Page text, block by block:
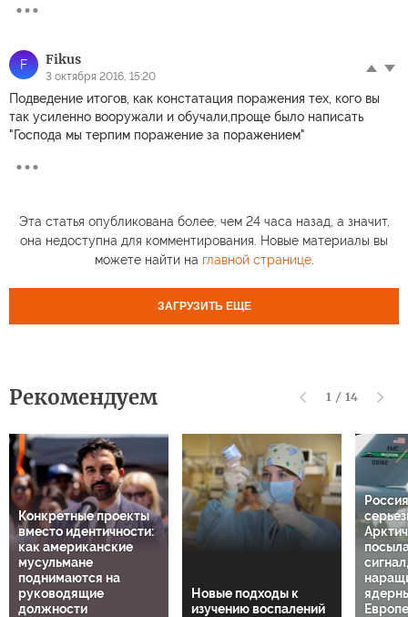
F Fikus
3 октября 2016, 15:20
Подведение итогов, как констатация поражения тех, кого вы
так усиленно вооружали и обучали,проще было написать
"Господа мы терпим поражение за поражением"
Эта статья опубликована более, чем 24 часа назад, а значит,
она недоступна для комментирования. Новые материалы вы
можете найти на главной странице.
ЗАГРУЗИТЬ ЕЩЕ
Рекомендуем 1 / 14
Конкретные проекты
вместо идентичности:
как американские
мусульмане
поднимаются на
руководящие
должности
Новые подходы к
изучению воспалений
Европе